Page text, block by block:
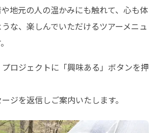
地元の人の温かみにも触れて、心も体
な、楽しんでいただけるツアーメニュ
ロジェクトに「興味ある」ボタンを押
ジを返信しご案内いたします。